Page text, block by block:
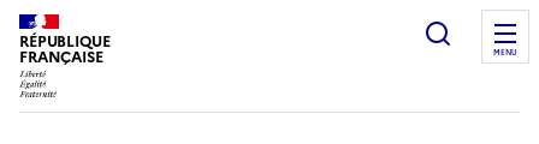
RÉPUBLIQUE
FRANÇAISE
Ouvrir
MENU